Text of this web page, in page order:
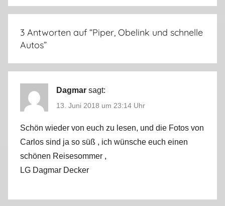
3 Antworten auf “Piper, Obelink und schnelle
Autos”
Dagmar sagt:
13. Juni 2018 um 23:14 Uhr
Schön wieder von euch zu lesen, und die Fotos von
Carlos sind ja so süß , ich wünsche euch einen
schönen Reisesommer ,
LG Dagmar Decker